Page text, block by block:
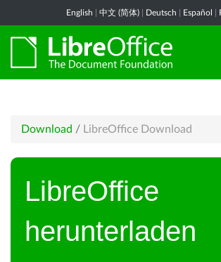
English 中文 (简体) Deutsch Español
Download / LibreOffice Download
LibreOffice
herunterladen